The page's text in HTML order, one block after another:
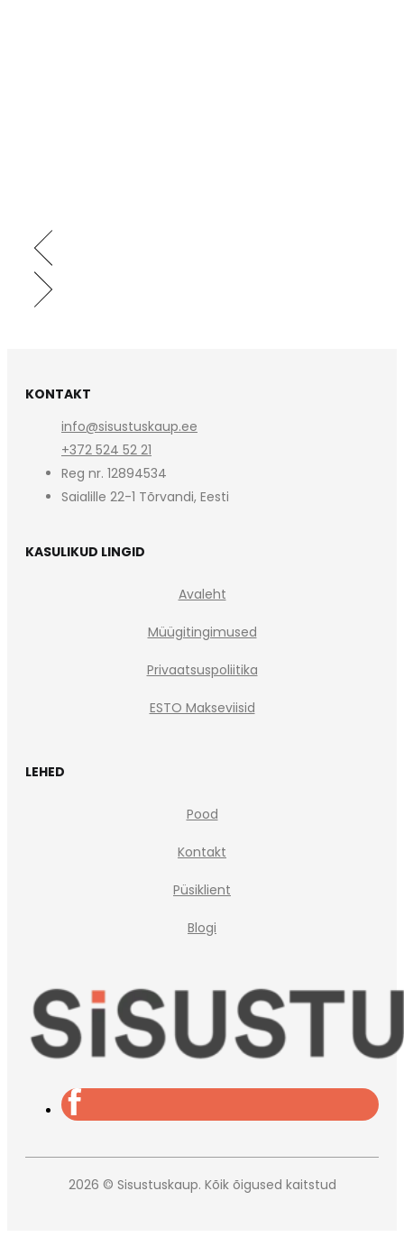
KONTAKT
info@sisustuskaup.ee
+372 524 52 21
Reg nr. 12894534
Saialille 22-1 Tõrvandi, Eesti
KASULIKUD LINGID
Avaleht
Müügitingimused
Privaatsuspoliitika
ESTO Makseviisid
LEHED
Pood
Kontakt
Püsiklient
Blogi
2026 © Sisustuskaup. Kõik õigused kaitstud